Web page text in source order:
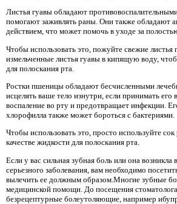
Листья гуавы обладают
помогают заживлять раны. Они также обладают
действием, что может помочь в уходе за
Чтобы использовать это, пожуйте свежие листья
измельченные листья гуавы в кипящую воду,
для полоскания рта.
Ростки пшеницы обладают бесчисленными
исцелять ваше тело изнутри, если принимать его
воспаление во рту и предотвращает инфекции.
хлорофилла также может бороться с бактериями.
Чтобы использовать это, просто используйте
качестве жидкости для полоскания рта.
Если у вас сильная зубная боль или она возникла
серьезного заболевания, вам необходимо
вылечить ее должным образом.Многие зубные
медицинской помощи. До посещения
безрецептурные болеутоляющие, например